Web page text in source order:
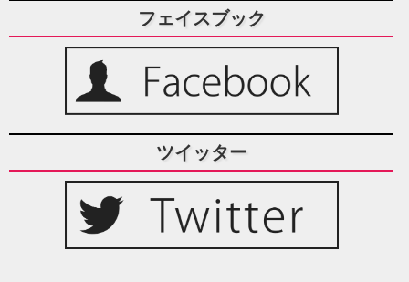
フェイスブック
ツイッター